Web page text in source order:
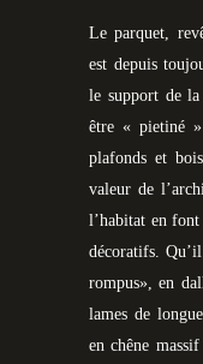
Le parquet,
est depuis
le support de
être « pietiné
plafonds et
valeur de
l’habitat en font
décoratifs.
rompus», en
lames de
en chêne